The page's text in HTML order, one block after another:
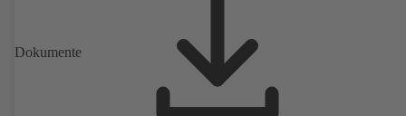
Dokumente